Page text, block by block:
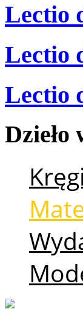
Lectio
Lectio
Lectio
Dzieło